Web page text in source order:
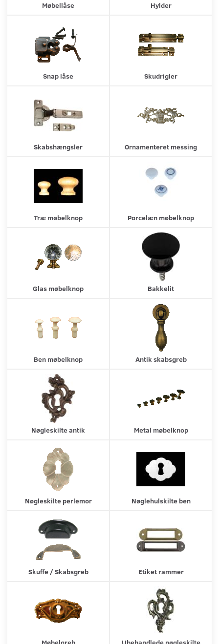
Møbellåse Hylder
Snap låse Skudrigler
Skabshængsler Ornamenteret messing
Træ møbelknop Porcelæn møbelknop
Glas møbelknop Bakkelit
Ben møbelknop Antik skabsgreb
Nøgleskilte antik Metal møbelknop
Nøgleskilte perlemor Nøglehulskilte ben
Skuffe / Skabsgreb Etiket rammer